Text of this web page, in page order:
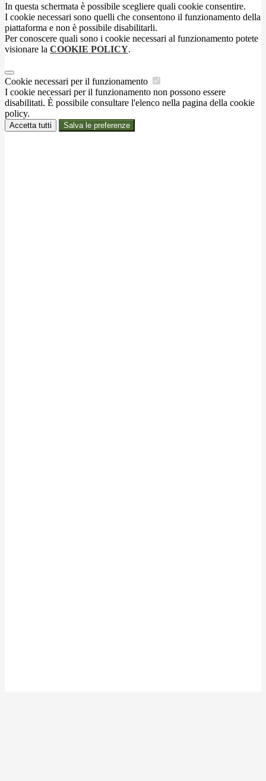
In questa schermata è possibile scegliere quali cookie consentire.
I cookie necessari sono quelli che consentono il funzionamento della
piattaforma e non è possibile disabilitarli.
Per conoscere quali sono i cookie necessari al funzionamento potete
visionare la COOKIE POLICY.
Cookie necessari per il funzionamento
I cookie necessari per il funzionamento non possono essere
disabilitati. È possibile consultare l'elenco nella pagina della cookie
policy.
Accetta tutti Salva le preferenze